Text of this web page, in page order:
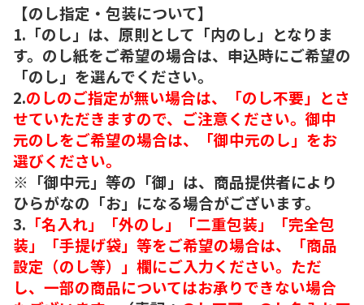
【のし指定・包装について】
1.「のし」は、原則として「内のし」となりま
す。のし紙をご希望の場合は、申込時にご希望の
「のし」を選んでください。
2.のしのご指定が無い場合は、「のし不要」とさ
せていただきますので、ご注意ください。御中
元のしをご希望の場合は、「御中元のし」をお
選びください。
※「御中元」等の「御」は、商品提供者により
ひらがなの「お」になる場合がございます。
3. 「名入れ」「外のし」「二重包装」「完全包
装」「手提げ袋」等をご希望の場合は、「商品
設定（のし等）」欄にご入力ください。ただ
し、一部の商品についてはお承りできない場合